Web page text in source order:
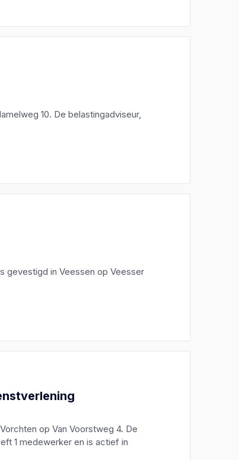
10. De belastingadviseur,
gevestigd in Veessen op Veesser
op Van Voorstweg 4. De
1 medewerker en is actief in